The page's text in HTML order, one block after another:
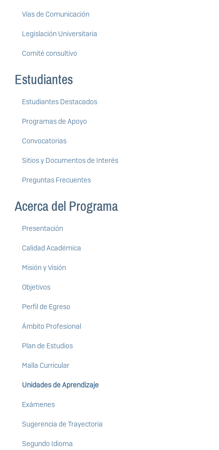
Vías de Comunicación
Legislación Universitaria
Comité consultivo
Estudiantes
Estudiantes Destacados
Programas de Apoyo
Convocatorias
Sitios y Documentos de Interés
Preguntas Frecuentes
Acerca del Programa
Presentación
Calidad Académica
Misión y Visión
Objetivos
Perfil de Egreso
Ámbito Profesional
Plan de Estudios
Malla Curricular
Unidades de Aprendizaje
Exámenes
Sugerencia de Trayectoria
Segundo Idioma